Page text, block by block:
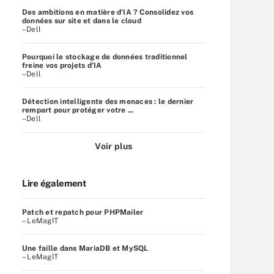
Des ambitions en matière d'IA ? Consolidez vos
données sur site et dans le cloud
–Dell
Pourquoi le stockage de données traditionnel
freine vos projets d’IA
–Dell
Détection intelligente des menaces : le dernier
rempart pour protéger votre ...
–Dell
Voir plus
Lire également
Patch et repatch pour PHPMailer
– LeMagIT
Une faille dans MariaDB et MySQL
– LeMagIT